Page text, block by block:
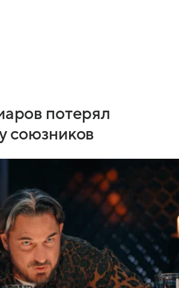
потерял
союзников